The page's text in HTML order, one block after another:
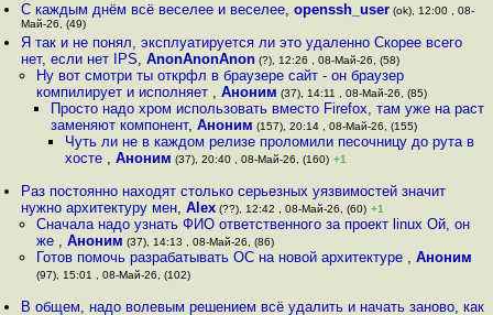
С каждым днём всё веселее и веселее,openssh_user (ok), 12:00 , 08-
Май-26, (49)
Я так и не понял, эксплуатируется ли это удаленно Скорее всего
нет, если нет IPS,AnonAnonAnon (?), 12:26 , 08-Май-26, (58)
Ну вот смотри ты открфл в браузере сайт - он браузер
компилирует и исполняет , Аноним (37), 14:11 , 08-Май-26, (85)
Просто надо хром использовать вместо Firefox, там уже на раст
заменяют компонент, Аноним (157), 20:14 , 08-Май-26, (155)
Чуть ли не в каждом релизе проломили песочницу до рута в
хосте ,Аноним (37), 20:40 , 08-Май-26, (160) +1
Раз постоянно находят столько серьезных уязвимостей значит
нужно архитектуру мен,Alex (??), 12:42 , 08-Май-26, (60) +1
Сначала надо узнать ФИО ответственного за проект linux Ой, он
же , Аноним (37), 14:13 , 08-Май-26, (86)
Готов помочь разрабатывать ОС на новой архитектуре , Аноним
(97), 15:01 , 08-Май-26, (102)
В общем, надо волевым решением всё удалить и начать заново, как